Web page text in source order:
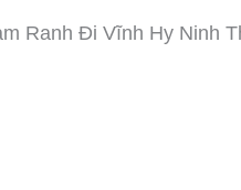
Ranh Đi Vĩnh Hy Ninh